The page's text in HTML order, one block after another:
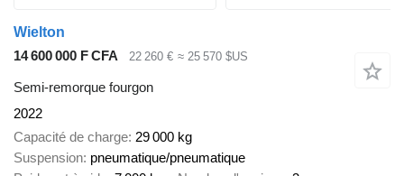
Wielton
14 600 000 F CFA
22 260 € ≈ 25 570 $US
Semi-remorque fourgon
2022
Capacité de charge 29 000 kg
Suspension pneumatique/pneumatique